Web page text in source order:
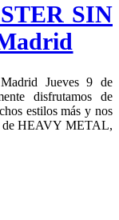
SIN
Jueves 9 de
disfrutamos de
estilos más y nos
de HEAVY METAL,